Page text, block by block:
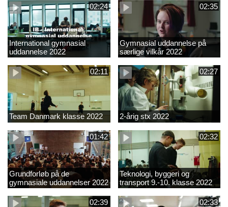
02:24
International gymnasial
uddannelse 2022
02:35
Gymnasial uddannelse på
særlige vilkår 2022
02:11
Team Danmark klasse 2022
02:27
2-årig stx 2022
01:42
Grundforløb på de
gymnasiale uddannelser 2022
02:32
Teknologi, byggeri og
transport 9.-10. klasse 2022
02:39 02:33